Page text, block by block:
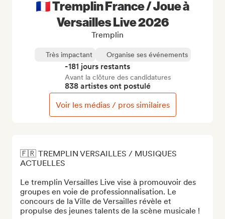
🇫🇷 TREMPLIN VERSAILLES / MUSIQUES
ACTUELLES
Le tremplin Versailles Live vise à promouvoir des
groupes en voie de professionnalisation. Le
concours de la Ville de Versailles révèle et
propulse des jeunes talents de la scène musicale !
🇫🇷 Tremplin France / Joue à
Versailles Live 2026
Tremplin
Très impactant Organise ses événements
-181 jours restants
Avant la clôture des candidatures
838 artistes ont postulé
Voir les médias / pros similaires